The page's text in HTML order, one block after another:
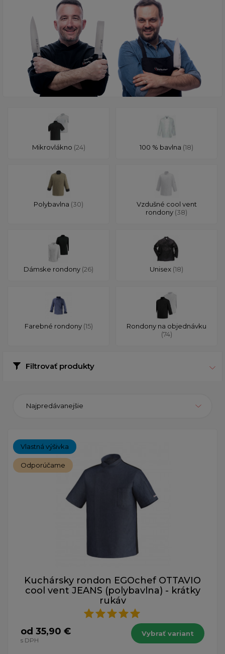
Mikrovlákno (24) 100 % bavlna (18)
Polybavlna (30)
Vzdušné cool vent
rondony (38)
Dámske rondony (26) Unisex (18)
Farebné rondony (15)
Rondony na objednávku
(74)
Filtrovať produkty
Najpredávanejšie
Vlastná výšivka
Odporúčame
Kuchársky rondon EGOchef OTTAVIO
cool vent JEANS (polybavlna) - krátky
rukáv
od 35,90 €
s DPH
Vybrať variant